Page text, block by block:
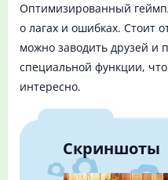
Оптимизированный
о лагах и ошибках. Стоит
можно заводить друзей и
специальной функции,
интересно.
Скриншоты